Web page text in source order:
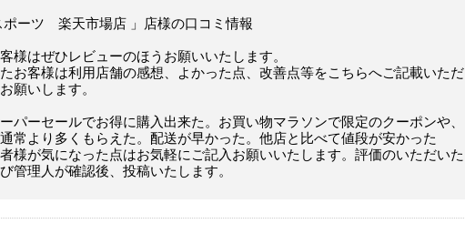
ポーツ 楽天市場店 」店様の口コミ情報
様はぜひレビューのほうお願いいたします。
お客様は利用店舗の感想、よかった点、改善点等をこちらへご記載いただ
願いします。
パーセールでお得に購入出来た。お買い物マラソンで限定のクーポンや、
常より多くもらえた。配送が早かった。他店と比べて値段が安かった
様が気になった点はお気軽にご記入お願いいたします。評価のいただいた
管理人が確認後、投稿いたします。